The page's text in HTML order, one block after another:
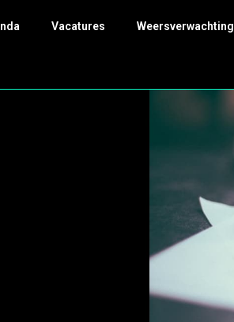
Vacatures Weersverwachting